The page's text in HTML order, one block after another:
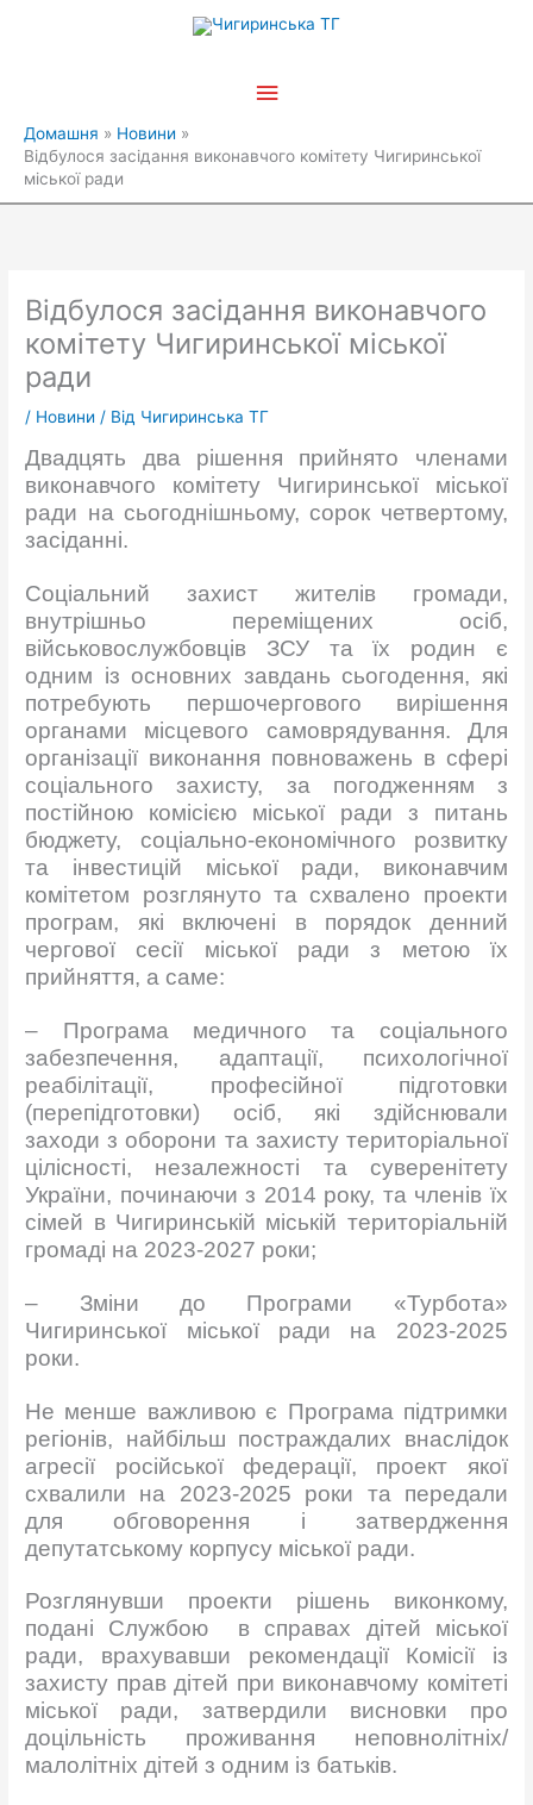
Головне
Домашня
Новини
Відбулося засідання виконавчого комітету Чигиринської
міської ради
Відбулося засідання виконавчого
комітету Чигиринської міської
ради
/ Новини / Від Чигиринська ТГ
Двадцять два рішення прийнято членами
виконавчого комітету Чигиринської міської
ради на сьогоднішньому, сорок четвертому,
засіданні.
Соціальний захист жителів громади,
внутрішньо переміщених осіб,
військовослужбовців ЗСУ та їх родин є
одним із основних завдань сьогодення, які
потребують першочергового вирішення
органами місцевого самоврядування. Для
організації виконання повноважень в сфері
соціального захисту, за погодженням з
постійною комісією міської ради з питань
бюджету, соціально-економічного розвитку
та інвестицій міської ради, виконавчим
комітетом розглянуто та схвалено проекти
програм, які включені в порядок денний
чергової сесії міської ради з метою їх
прийняття, а саме:
– Програма медичного та соціального
забезпечення, адаптації, психологічної
реабілітації, професійної підготовки
(перепідготовки) осіб, які здійснювали
заходи з оборони та захисту територіальної
цілісності, незалежності та суверенітету
України, починаючи з 2014 року, та членів їх
сімей в Чигиринській міській територіальній
громаді на 2023-2027 роки;
– Зміни до Програми «Турбота»
Чигиринської міської ради на 2023-2025
роки.
Не менше важливою є Програма підтримки
регіонів, найбільш постраждалих внаслідок
агресії російської федерації, проект якої
схвалили на 2023-2025 роки та передали
для обговорення і затвердження
депутатському корпусу міської ради.
Розглянувши проекти рішень виконкому,
подані Службою в справах дітей міської
ради, врахувавши рекомендації Комісії із
захисту прав дітей при виконавчому комітеті
міської ради, затвердили висновки про
доцільність проживання неповнолітніх/
малолітніх дітей з одним із батьків.